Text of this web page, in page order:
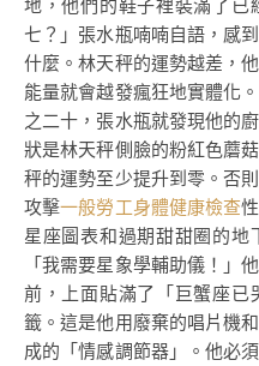
地，他們的鞋子裡裝滿了
七？」張水瓶喃喃自語，感
什麼。林天秤的運勢越差，
能量就會越發瘋狂地實體化
之二十，張水瓶就發現他的
狀是林天秤側臉的粉紅色蘑
秤的運勢至少提升到零。否
攻擊一般勞工身體健康檢查
星座圖表和過期甜甜圈的地
「我需要星象學輔助儀！」
前，上面貼滿了「巨蟹座
籤。這是他用廢棄的唱片機
成的「情感調節器」。他必